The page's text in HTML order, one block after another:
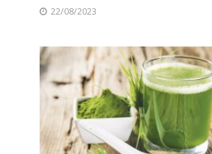
22/08/2023